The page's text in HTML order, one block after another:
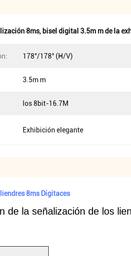
8ms, bisel digital 3.5m m de la
178°/178° (H/V)
3.5m m
los 8bit-16.7M
Exhibición elegante
8ms Digitaces
de la señalización de los